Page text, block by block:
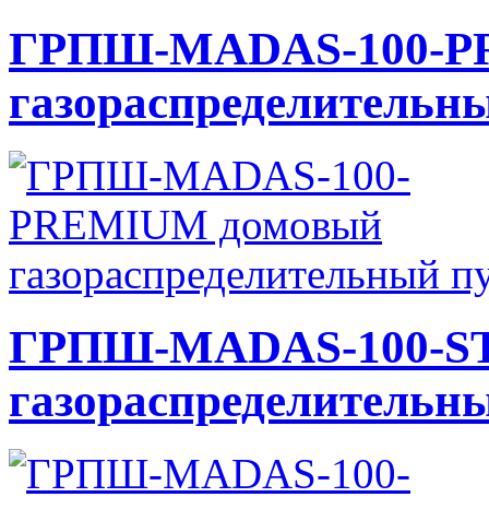
ГРПШ-MADAS-100-
ГРПШ-MADAS-100-